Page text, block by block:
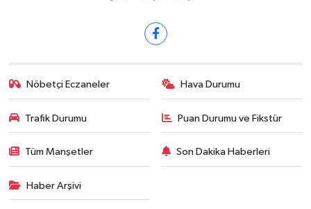
Nöbetçi Eczaneler Hava Durumu
Trafik Durumu Puan Durumu ve Fikstür
Tüm Manşetler Son Dakika Haberleri
Haber Arşivi